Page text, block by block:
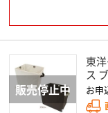
東
ス
お申